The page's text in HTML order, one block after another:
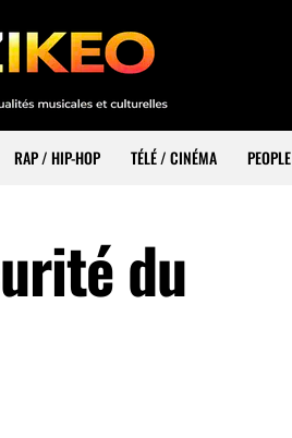
RAP / HIP-HOP TÉLÉ / CINÉMA PEOPLE
du